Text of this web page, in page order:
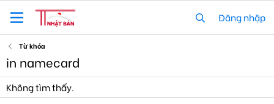
Đăng nhập
Từ khóa
in namecard
Không tìm thấy.